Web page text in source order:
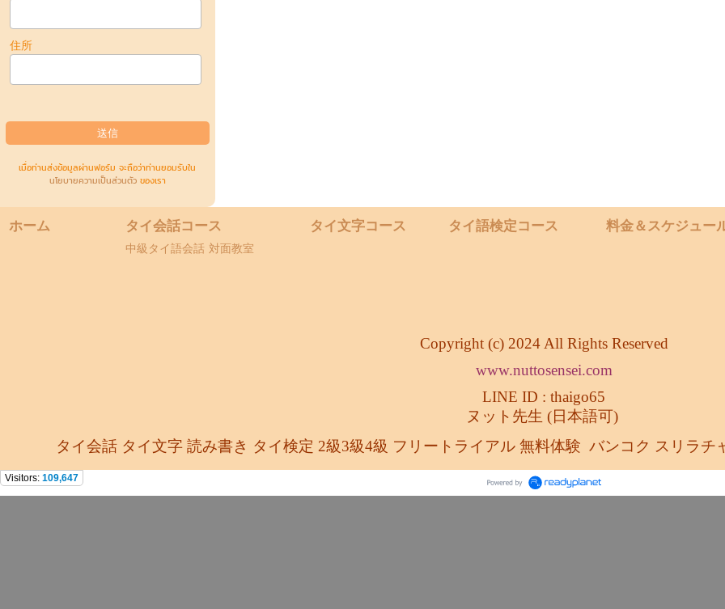
住所
เมื่อท่านส่งข้อมูลผ่านฟอร์ม จะถือว่าท่านยอมรับใน
นโยบายความเป็นส่วนตัวของเรา
ホーム タイ会話コース
中級タイ語会話 対面教室
タイ文字コース タイ語検定コース 料金＆スケジュー
Copyright (c) 2024 All Rights Reserved
www.nuttosensei.com
LINE ID : thaigo65
ヌット先生 (日本語可)
タイ会話 タイ文字 読み書き タイ検定 2級3級4級 フリートライアル 無料体験 バンコク スリラチ
Visitors: 109,647